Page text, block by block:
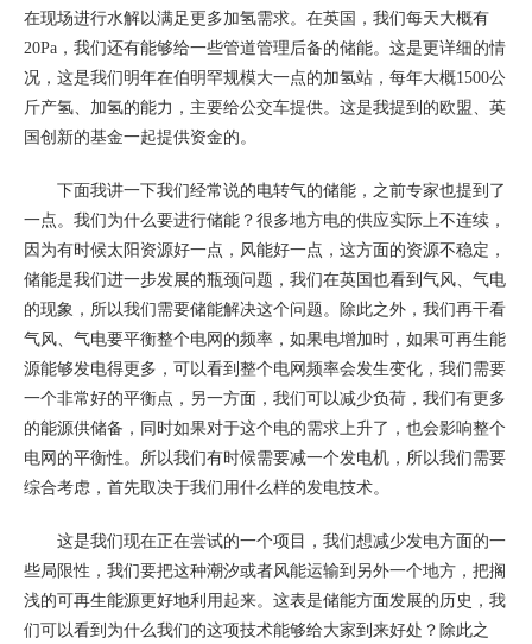
在现场进行水解以满足更多加氢需求。在英国，我们每天大概有
20Pa，我们还有能够给一些管道管理后备的储能。这是更详细的情
况，这是我们明年在伯明罕规模大一点的加氢站，每年大概1500公
斤产氢、加氢的能力，主要给公交车提供。这是我提到的欧盟、英
国创新的基金一起提供资金的。
下面我讲一下我们经常说的电转气的储能，之前专家也提到了
一点。我们为什么要进行储能？很多地方电的供应实际上不连续，
因为有时候太阳资源好一点，风能好一点，这方面的资源不稳定，
储能是我们进一步发展的瓶颈问题，我们在英国也看到气风、气电
的现象，所以我们需要储能解决这个问题。除此之外，我们再干看
气风、气电要平衡整个电网的频率，如果电增加时，如果可再生能
源能够发电得更多，可以看到整个电网频率会发生变化，我们需要
一个非常好的平衡点，另一方面，我们可以减少负荷，我们有更多
的能源供储备，同时如果对于这个电的需求上升了，也会影响整个
电网的平衡性。所以我们有时候需要减一个发电机，所以我们需要
综合考虑，首先取决于我们用什么样的发电技术。
这是我们现在正在尝试的一个项目，我们想减少发电方面的一
些局限性，我们要把这种潮汐或者风能运输到另外一个地方，把搁
浅的可再生能源更好地利用起来。这表是储能方面发展的历史，我
们可以看到为什么我们的这项技术能够给大家到来好处？除此之